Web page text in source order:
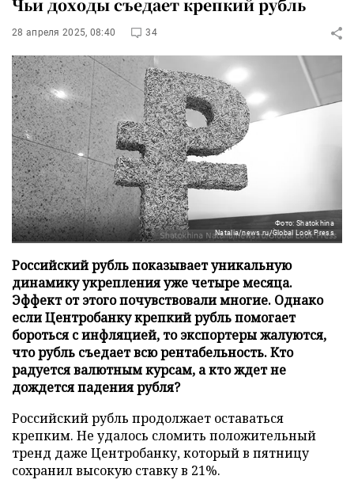
Чьи доходы съедает крепкий рубль
28 апреля 2025, 08:40 34
Фото: Shatokhina
Natalia/news.ru/Global Look Press
Российский рубль показывает уникальную
динамику укрепления уже четыре месяца.
Эффект от этого почувствовали многие. Однако
если Центробанку крепкий рубль помогает
бороться с инфляцией, то экспортеры жалуются,
что рубль съедает всю рентабельность. Кто
радуется валютным курсам, а кто ждет не
дождется падения рубля?
Российский рубль продолжает оставаться
крепким. Не удалось сломить положительный
тренд даже Центробанку, который в пятницу
сохранил высокую ставку в 21%.